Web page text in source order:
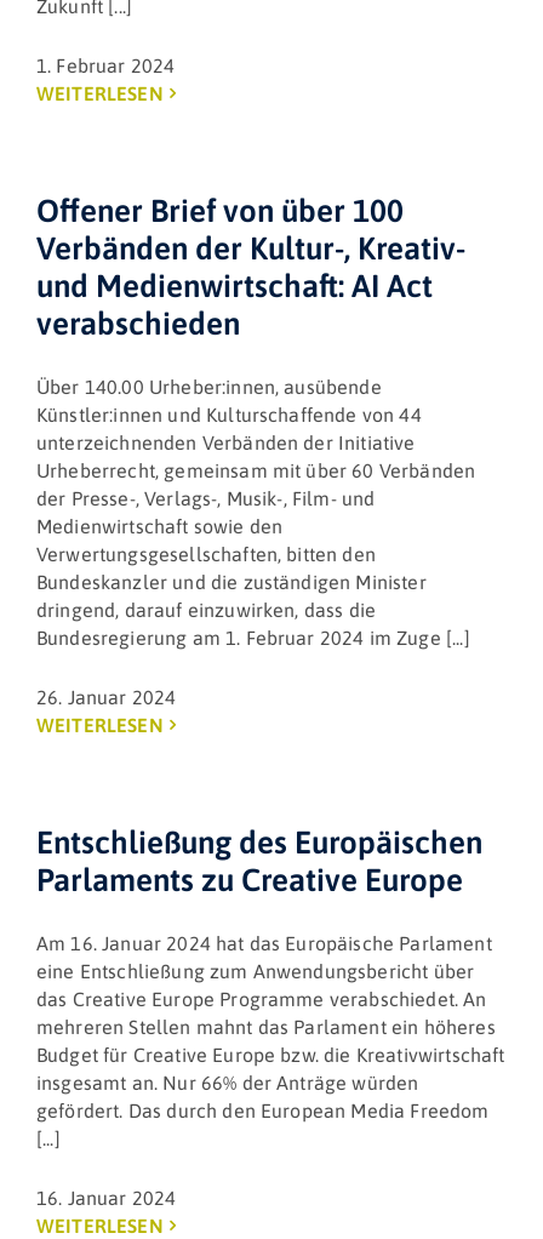
Zukunft [...]
1. Februar 2024
WEITERLESEN
Offener Brief von über 100
Verbänden der Kultur-, Kreativ-
und Medienwirtschaft: AI Act
verabschieden
Über 140.00 Urheber:innen, ausübende
Künstler:innen und Kulturschaffende von 44
unterzeichnenden Verbänden der Initiative
Urheberrecht, gemeinsam mit über 60 Verbänden
der Presse-, Verlags-, Musik-, Film- und
Medienwirtschaft sowie den
Verwertungsgesellschaften, bitten den
Bundeskanzler und die zuständigen Minister
dringend, darauf einzuwirken, dass die
Bundesregierung am 1. Februar 2024 im Zuge [...]
26. Januar 2024
WEITERLESEN
Entschließung des Europäischen
Parlaments zu Creative Europe
Am 16. Januar 2024 hat das Europäische Parlament
eine Entschließung zum Anwendungsbericht über
das Creative Europe Programme verabschiedet. An
mehreren Stellen mahnt das Parlament ein höheres
Budget für Creative Europe bzw. die Kreativwirtschaft
insgesamt an. Nur 66% der Anträge würden
gefördert. Das durch den European Media Freedom
[...]
16. Januar 2024
WEITERLESEN